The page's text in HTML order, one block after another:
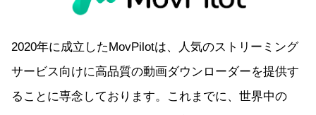
2020年に成立したMovPilotは、人気のストリーミング
サービス向けに高品質の動画ダウンローダーを提供す
ることに専念しております。これまでに、世界中の